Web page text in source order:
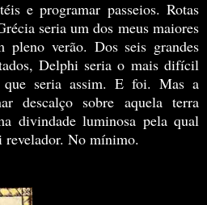
e programar passeios. Rotas
seria um dos meus maiores
pleno verão. Dos seis grandes
Delphi seria o mais difícil
que seria assim. E foi. Mas a
descalço sobre aquela terra
divindade luminosa pela qual
revelador. No mínimo.